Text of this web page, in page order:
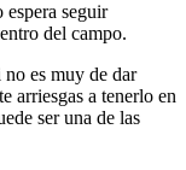
seguir
del campo.
es muy de dar
arriesgas a tenerlo en
ser una de las